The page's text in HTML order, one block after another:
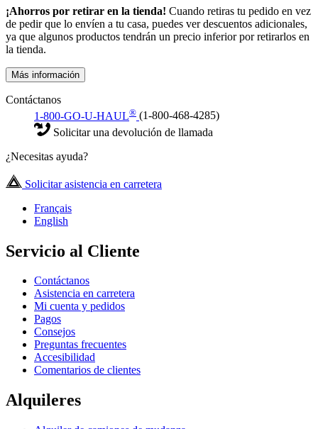
¡Ahorros por retirar en la tienda! Cuando retiras tu pedido en vez
de pedir que lo envíen a tu casa, puedes ver descuentos adicionales,
ya que algunos productos tendrán un precio inferior por retirarlos en
la tienda.
Más información
Contáctanos
1-800-GO-U-HAUL® (1-800-468-4285)
Solicitar una devolución de llamada
¿Necesitas ayuda?
Solicitar asistencia en carretera
Français
English
Servicio al Cliente
Contáctanos
Asistencia en carretera
Mi cuenta y pedidos
Pagos
Consejos
Preguntas frecuentes
Accesibilidad
Comentarios de clientes
Alquileres